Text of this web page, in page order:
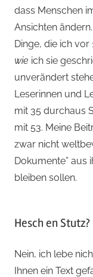
dass Menschen
Ansichten
Dinge, die ich
wie ich sie
unverändert
Leserinnen und
mit 35 durchaus
mit 53. Meine
zwar nicht
Dokumente” aus
bleiben sollen.
Hesch en Stutz?
Nein, ich lebe
Ihnen ein Text